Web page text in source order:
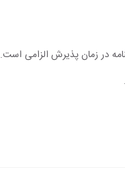
در زمان پذیرش الزامی است.